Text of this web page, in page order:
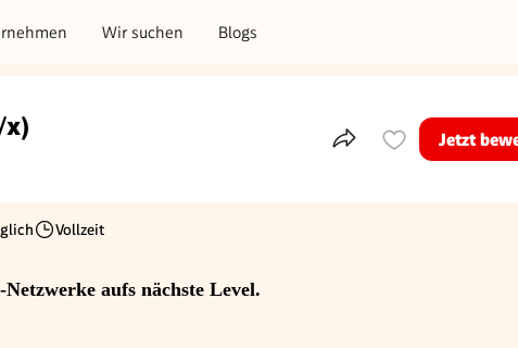
Wir suchen Blogs
x)
Teile dieses Inserat
Jetzt
Beschäftigungsart
Vollzeit
aufs nächste Level.